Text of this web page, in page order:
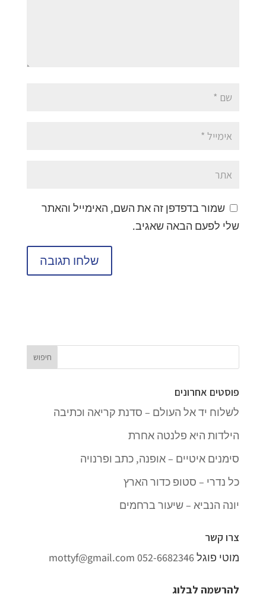
שמור בדפדפן זה את השם, האימייל והאתר
שלי לפעם הבאה שאגיב.
פוסטים אחרונים
לשלוח יד אל העולם – סדנת קריאה וכתיבה
הילדות היא פלנטה אחרת
סימנים איטיים – אופנה, כתב ופרנויה
כל נדרי – סטופ כדור הארץ
יונה הנביא – שיעור ברחמים
צרו קשר
מוטי פוגל052-6682346
mottyf@gmail.com
להרשמה לבלוג